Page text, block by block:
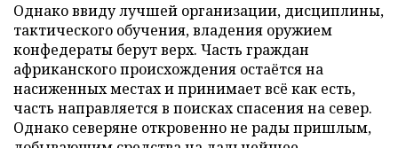
Однако ввиду лучшей организации, дисциплины,
тактического обучения, владения оружием
конфедераты берут верх. Часть граждан
африканского происхождения остаётся на
насиженных местах и принимает всё как есть,
часть направляется в поисках спасения на север.
Однако северяне откровенно не рады пришлым,